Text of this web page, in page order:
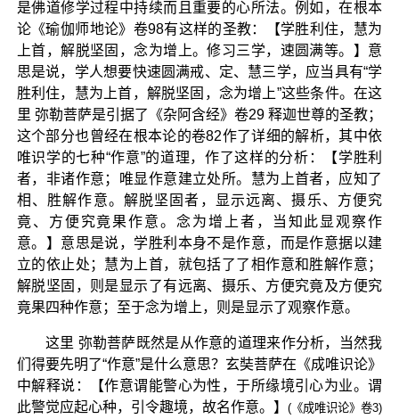
是佛道修学过程中持续而且重要的心所法。例如，在根本
论《瑜伽师地论》卷98有这样的圣教：【学胜利住，慧为
上首，解脱坚固，念为增上。修习三学，速圆满等。】意
思是说，学人想要快速圆满戒、定、慧三学，应当具有“学
胜利住，慧为上首，解脱坚固，念为增上”这些条件。在这
里 弥勒菩萨是引据了《杂阿含经》卷29 释迦世尊的圣教；
这个部分也曾经在根本论的卷82作了详细的解析，其中依
唯识学的七种“作意”的道理，作了这样的分析：【学胜利
者，非诸作意；唯显作意建立处所。慧为上首者，应知了
相、胜解作意。解脱坚固者，显示远离、摄乐、方便究
竟、方便究竟果作意。念为增上者，当知此显观察作
意。】意思是说，学胜利本身不是作意，而是作意据以建
立的依止处；慧为上首，就包括了了相作意和胜解作意；
解脱坚固，则是显示了有远离、摄乐、方便究竟及方便究
竟果四种作意；至于念为增上，则是显示了观察作意。
这里 弥勒菩萨既然是从作意的道理来作分析，当然我
们得要先明了“作意”是什么意思？玄奘菩萨在《成唯识论》
中解释说：【作意谓能警心为性，于所缘境引心为业。谓
此警觉应起心种，引令趣境，故名作意。】(《成唯识论》卷3)